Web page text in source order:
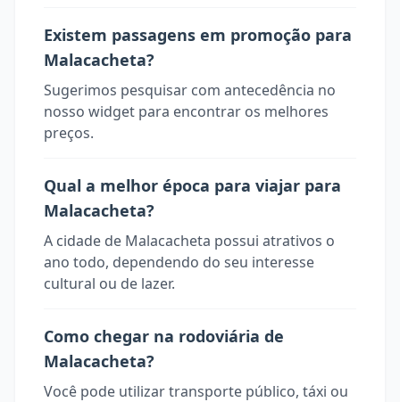
Existem passagens em promoção para
Malacacheta?
Sugerimos pesquisar com antecedência no
nosso widget para encontrar os melhores
preços.
Qual a melhor época para viajar para
Malacacheta?
A cidade de Malacacheta possui atrativos o
ano todo, dependendo do seu interesse
cultural ou de lazer.
Como chegar na rodoviária de
Malacacheta?
Você pode utilizar transporte público, táxi ou